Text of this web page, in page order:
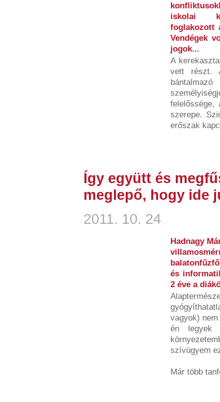
iskolai
foglakozott
Vendégek
jogok...
A
vett részt.
felelőssége,
szerepe.
erőszak
Így együtt és
meglepő, hogy ide
2011. 10. 24
Hadnagy
és
2 éve a
vagyok)
én legyek
szívügyem
Már több